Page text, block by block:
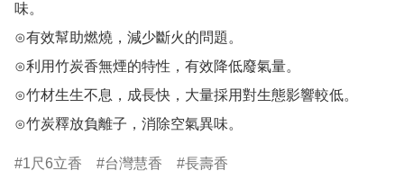
味。
⊙有效幫助燃燒，減少斷火的問題。
⊙利用竹炭香無煙的特性，有效降低廢氣量。
⊙竹材生生不息，成長快，大量採用對生態影響較低。
⊙竹炭釋放負離子，消除空氣異味。
1尺6立香 台灣慧香 長壽香